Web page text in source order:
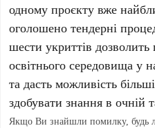
одному проєкту вже
оголошено тендерні
шести укриттів
освітнього середовища у
та дасть можливість
здобувати знання в очній
Якщо Ви знайшли помилку, будь